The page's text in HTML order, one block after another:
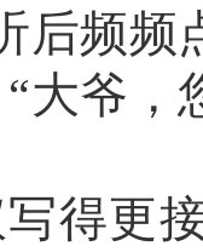
后频
大爷，
得更